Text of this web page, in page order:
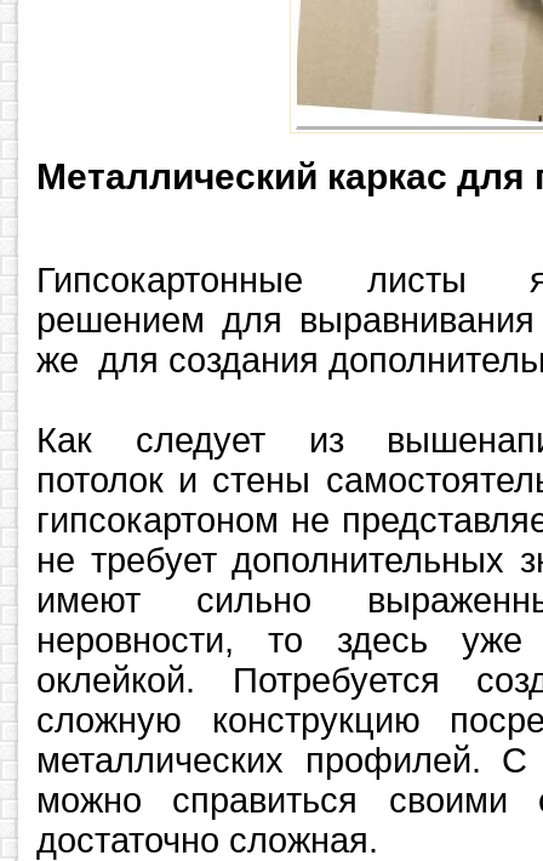
Металлический каркас для
Гипсокартонные листы
решением для выравнивания
же для создания
Как следует из
потолок и стены
гипсокартоном не
не требует дополнительных
имеют сильно
неровности, то здесь
оклейкой. Потребуется
сложную конструкцию
металлических профилей.
можно справиться
достаточно сложная.